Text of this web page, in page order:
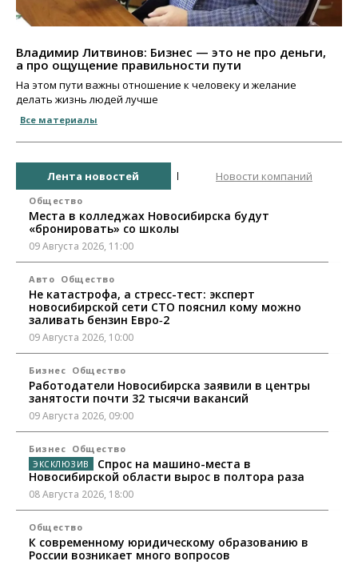
Владимир Литвинов: Бизнес — это не про деньги,
а про ощущение правильности пути
На этом пути важны отношение к человеку и желание
делать жизнь людей лучше
Все материалы
Лента новостей Новости компаний
Общество
Места в колледжах Новосибирска будут
«бронировать» со школы
09 Августа 2026, 11:00
Авто Общество
Не катастрофа, а стресс-тест: эксперт
новосибирской сети СТО пояснил кому можно
заливать бензин Евро‑2
09 Августа 2026, 10:00
Бизнес Общество
Работодатели Новосибирска заявили в центры
занятости почти 32 тысячи вакансий
09 Августа 2026, 09:00
Бизнес Общество
Спрос на машино-места в
Новосибирской области вырос в полтора раза
08 Августа 2026, 18:00
Общество
К современному юридическому образованию в
России возникает много вопросов